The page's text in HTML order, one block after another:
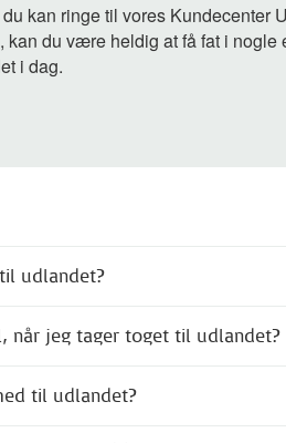
kan ringe til vores Kundecenter
du være heldig at få fat i
i dag.
udlandet?
når jeg tager toget til udlandet?
til udlandet?